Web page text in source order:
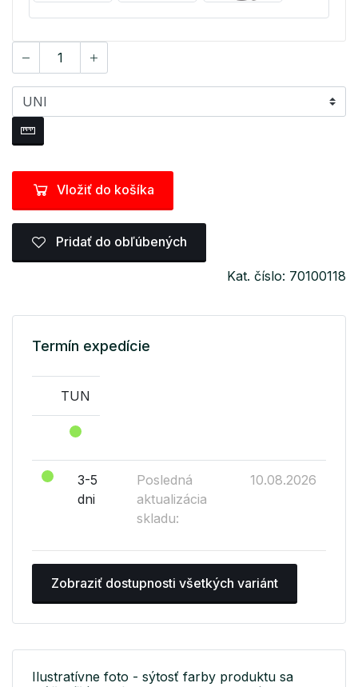
Vložiť do košíka
Pridať do obľúbených
Kat. číslo: 70100118
Termín expedície
TUN
3-5
dni
Posledná
aktualizácia
skladu:
10.08.2026
Zobraziť dostupnosti všetkých variánt
Ilustratívne foto - sýtosť farby produktu sa